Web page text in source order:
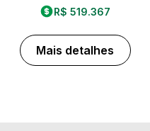
R$ 519.367
Mais detalhes